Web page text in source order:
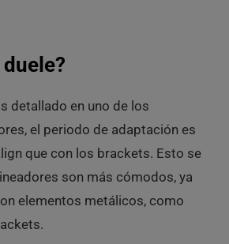
detallado en uno de los
el periodo de adaptación es
que con los brackets. Esto se
son más cómodos, ya
elementos metálicos, como